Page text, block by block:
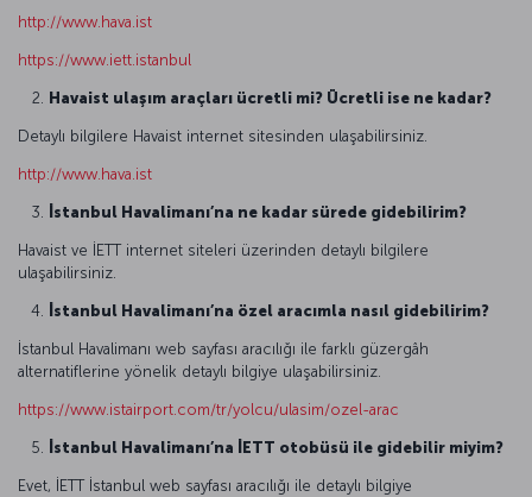
http://www.hava.ist
https://www.iett.istanbul
Havaist ulaşım araçları ücretli mi? Ücretli ise ne kadar?
Detaylı bilgilere Havaist internet sitesinden ulaşabilirsiniz.
http://www.hava.ist
İstanbul Havalimanı’na ne kadar sürede gidebilirim?
Havaist ve İETT internet siteleri üzerinden detaylı bilgilere
ulaşabilirsiniz.
İstanbul Havalimanı’na özel aracımla nasıl gidebilirim?
İstanbul Havalimanı web sayfası aracılığı ile farklı güzergâh
alternatiflerine yönelik detaylı bilgiye ulaşabilirsiniz.
https://www.istairport.com/tr/yolcu/ulasim/ozel-arac
İstanbul Havalimanı’na İETT otobüsü ile gidebilir miyim?
Evet, İETT İstanbul web sayfası aracılığı ile detaylı bilgiye